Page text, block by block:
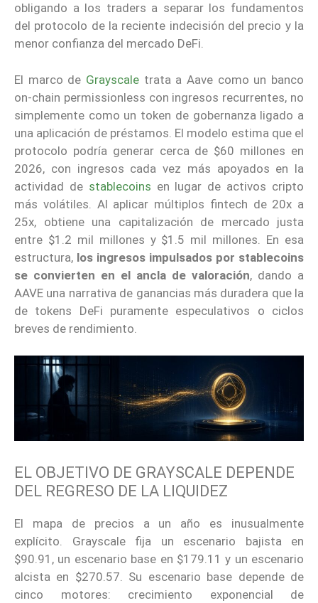
obligando a los traders a separar los fundamentos
del protocolo de la reciente indecisión del precio y la
menor confianza del mercado DeFi.
El marco de Grayscale trata a Aave como un banco
on-chain permissionless con ingresos recurrentes, no
simplemente como un token de gobernanza ligado a
una aplicación de préstamos. El modelo estima que el
protocolo podría generar cerca de $60 millones en
2026, con ingresos cada vez más apoyados en la
actividad de stablecoins en lugar de activos cripto
más volátiles. Al aplicar múltiplos fintech de 20x a
25x, obtiene una capitalización de mercado justa
entre $1.2 mil millones y $1.5 mil millones. En esa
estructura, los ingresos impulsados por stablecoins
se convierten en el ancla de valoración, dando a
AAVE una narrativa de ganancias más duradera que la
de tokens DeFi puramente especulativos o ciclos
breves de rendimiento.
EL OBJETIVO DE GRAYSCALE DEPENDE
DEL REGRESO DE LA LIQUIDEZ
El mapa de precios a un año es inusualmente
explícito. Grayscale fija un escenario bajista en
$90.91, un escenario base en $179.11 y un escenario
alcista en $270.57. Su escenario base depende de
cinco motores: crecimiento exponencial de